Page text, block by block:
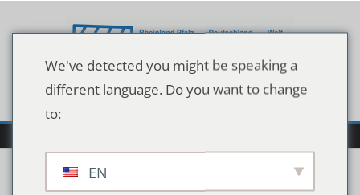
Inhalt
We've detected you might be speaking a
different language. Do you want to change
to:
EN